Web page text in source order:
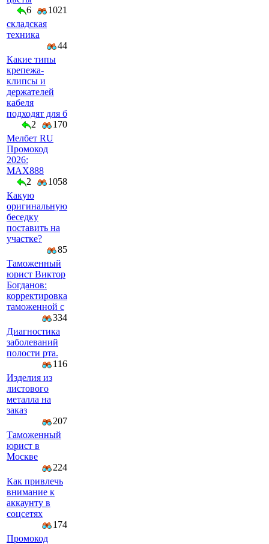
6
1021
складская
техника
44
Какие типы
крепежа-
клипсы и
держателей
кабеля
подходят для б
2
170
Мелбет RU
Промокод
2026:
MAX888
2
1058
Какую
оригинальную
беседку
поставить на
участке?
85
Таможенный
юрист Виктор
Богданов:
корректировка
таможенной с
334
Диагностика
заболеваний
полости рта.
116
Изделия из
листового
металла на
заказ
207
Таможенный
юрист в
Москве
224
Как привлечь
внимание к
аккаунту в
соцсетях
174
Промокод